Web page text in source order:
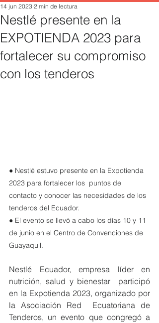
Nestlé presente en la
EXPOTIENDA 2023 para
fortalecer su compromiso
con los tenderos
14 jun 2023 2 min de lectura
● Nestlé estuvo presente en la Expotienda
2023 para fortalecer los  puntos de
contacto y conocer las necesidades de los
tenderos del Ecuador.
● El evento se llevó a cabo los días 10 y 11
de junio en el Centro de Convenciones de
Guayaquil.
Nestlé Ecuador, empresa líder en
nutrición, salud y bienestar  participó
en la Expotienda 2023, organizado por
la Asociación Red  Ecuatoriana de
Tenderos, un evento que congregó a